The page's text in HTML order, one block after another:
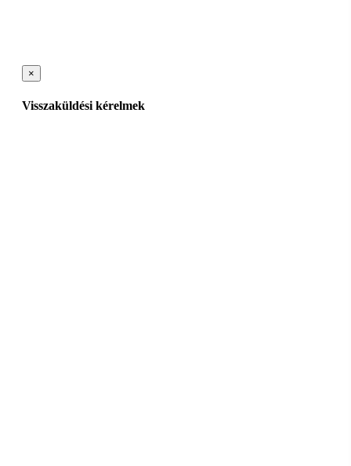
×
Visszaküldési kérelmek